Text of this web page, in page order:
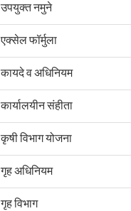
उपयुक्त नमुने
एक्सेल फॉर्मुला
कायदे व अधिनियम
कार्यालयीन संहीता
कृषी विभाग योजना
गृह अधिनियम
गृह विभाग